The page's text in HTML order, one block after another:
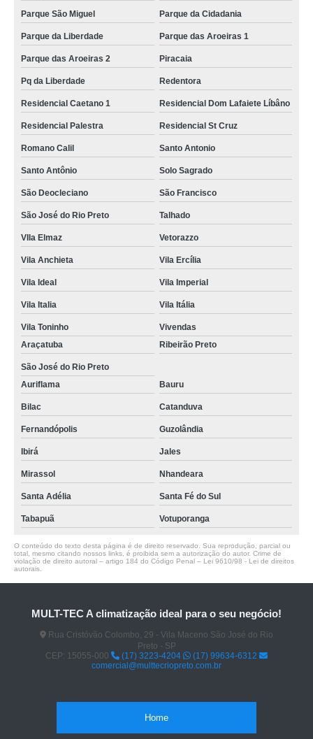
Parque São Miguel Parque da Cidadania
Parque da Liberdade Parque das Aroeiras 1
Parque das Aroeiras 2 Piracaia
Pq da Liberdade Redentora
Residencial Caetano 1 Residencial Dom Lafaiete Líbâno
Residencial Palestra Residencial St Cruz
Romano Calil Santo Antonio
Santo Antônio Solo Sagrado
São Deocleciano São Francisco
São José do Rio Preto Talhado
VIla Elmaz Vetorazzo
Vila Anchieta Vila Ercília
Vila Ideal Vila Imperial
Vila Italia Vila Itália
Vila Toninho
Vivendas
Araçatuba
Ribeirão Preto
São José do Rio Preto
Auriflama
Bauru
Bilac Catanduva
Fernandópolis Guzolândia
Ibirá Jales
Mirassol Nhandeara
Santa Adélia Santa Fé do Sul
Tabapuã Votuporanga
O conteúdo do texto desta página é de direito reservado. Sua reprodução, parcial ou
total, mesmo citando nossos links, é proibida sem a autorização do autor. Crime de
violação de direito autoral – artigo 184 do Código Penal – Lei 9610/98 - Lei de direitos
autorais
MULT-TEC A climatização ideal para o seu negócio!
Rua Cristóvão Colombo, 29 - Vila Maceno São José do Rio
Preto - SP
CEP: 15055-000
(17) 3223-4204
(17) 99634-6312
comercial@multtecriopreto.com.br
Home